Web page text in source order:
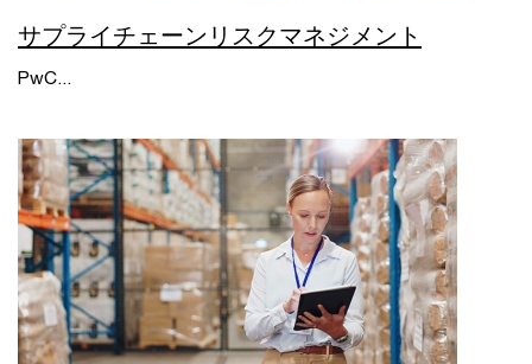
サプライチェーンリスクマネジメント
PwC...